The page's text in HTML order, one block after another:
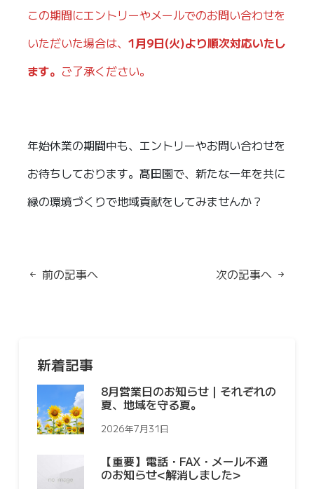
この期間にエントリーやメールでのお問い合わせを
いただいた場合は、 1月9日(火)より順次対応いたし
ます。 ご了承ください。
年始休業の期間中も、エントリーやお問い合わせを
お待ちしております。髙田園で、新たな一年を共に
緑の環境づくりで地域貢献をしてみませんか？
前の記事へ 次の記事へ
新着記事
8月営業日のお知らせ｜それぞれの
夏、地域を守る夏。
2026年7月31日
【重要】電話・FAX・メール不通
のお知らせ<解消しました>